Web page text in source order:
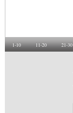
1-10 11-20 21-30